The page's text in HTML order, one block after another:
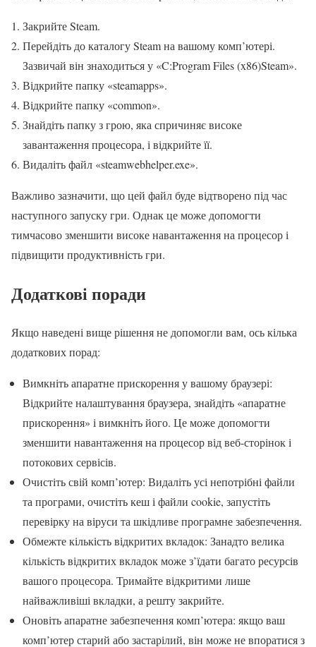
Закрийте Steam.
Перейдіть до каталогу Steam на вашому комп’ютері.
Зазвичай він знаходиться у «C:Program Files (x86)Steam».
Відкрийте папку «steamapps».
Відкрийте папку «common».
Знайдіть папку з грою, яка спричиняє високе
завантаження процесора, і відкрийте її.
Видаліть файл «steamwebhelper.exe».
Важливо зазначити, що цей файл буде відтворено під час
наступного запуску гри. Однак це може допомогти
тимчасово зменшити високе навантаження на процесор і
підвищити продуктивність гри.
Додаткові поради
Якщо наведені вище рішення не допомогли вам, ось кілька
додаткових порад:
Вимкніть апаратне прискорення у вашому браузері:
Відкрийте налаштування браузера, знайдіть «апаратне
прискорення» і вимкніть його. Це може допомогти
зменшити навантаження на процесор від веб-сторінок і
потокових сервісів.
Очистіть свій комп’ютер: Видаліть усі непотрібні файли
та програми, очистіть кеш і файли cookie, запустіть
перевірку на віруси та шкідливе програмне забезпечення.
Обмежте кількість відкритих вкладок: Занадто велика
кількість відкритих вкладок може з’їдати багато ресурсів
вашого процесора. Тримайте відкритими лише
найважливіші вкладки, а решту закрийте.
Оновіть апаратне забезпечення комп’ютера: якщо ваш
комп’ютер старий або застарілий, він може не впоратися з